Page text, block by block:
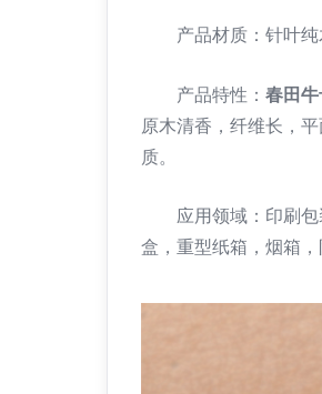
产品材质：针叶纯
产品特性： 春田
原木清香，纤维长，
质。
应用领域：印刷包
盒，重型纸箱，烟箱